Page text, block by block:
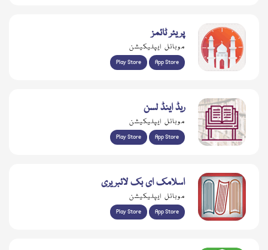
پریئر ٹائمز
موبائل ایپلیکیشن
Play Store App Store
ریڈ اینڈ لسن
موبائل ایپلیکیشن
Play Store App Store
اسلامک ای بک لائبریری
موبائل ایپلیکیشن
Play Store App Store